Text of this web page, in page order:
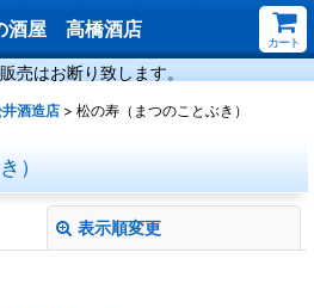
酒屋 高橋酒店
カート
売はお断り致します。
酒造店 > 松の寿（まつのことぶき）
）
表示順変更